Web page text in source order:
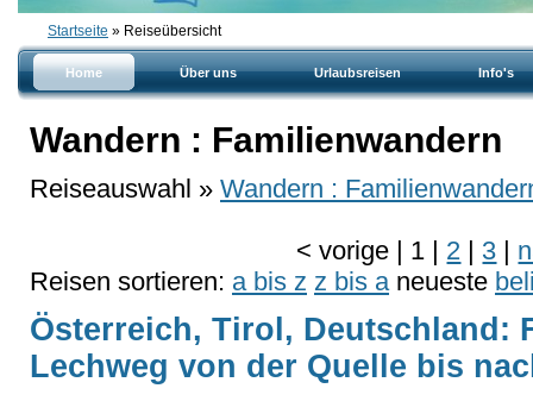
Startseite » Reiseübersicht
Home Über uns Urlaubsreisen Info's
Wandern : Familienwandern
Reiseauswahl » Wandern :
<vorige | 1 | 2 | 3 |
Reisen sortieren: a bis z z bis a neueste
Österreich, Tirol, Deutschland:
Lechweg von der Quelle bis